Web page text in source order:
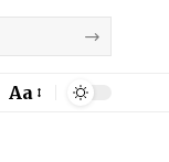
Font
Aa